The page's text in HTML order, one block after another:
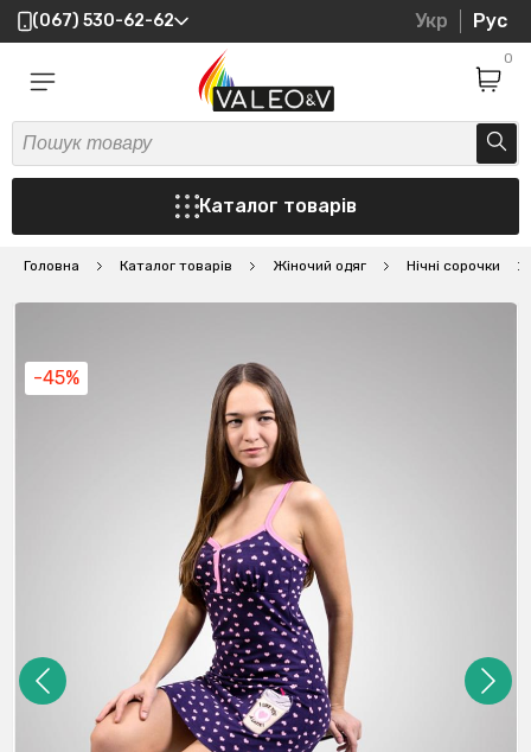
(067) 530-62-62 Укр Рус
0
Каталог товарів
Головна Каталог товарів Жіночий одяг Нічні сорочки
-45%